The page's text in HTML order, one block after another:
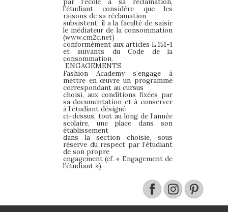
l’étudiant considère que les
raisons de sa réclamation
subsistent, il a la faculté de saisir
le médiateur de la consommation
(www.cm2c.net)
conformément aux articles L.151-1
et suivants du Code de la
consommation.
ENGAGEMENTS
Fashion Academy s’engage à
mettre en œuvre un programme
correspondant au cursus
choisi, aux conditions fixées par
sa documentation et à conserver
à l’étudiant désigné
ci-dessus, tout au long de l’année
scolaire, une place dans son
établissement
dans la section choisie, sous
réserve du respect par l’étudiant
de son propre
engagement (cf. « Engagement de
l’étudiant »).